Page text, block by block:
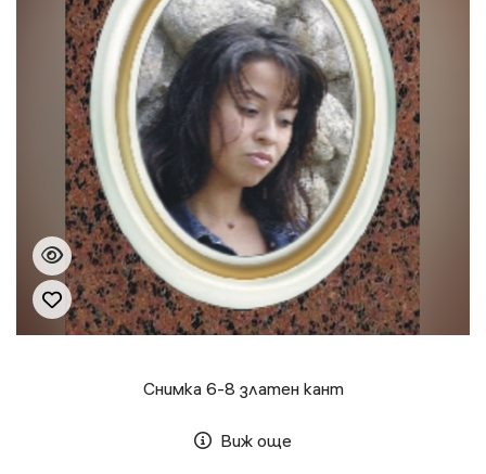
Снимка 6-8 златен кант
Виж още